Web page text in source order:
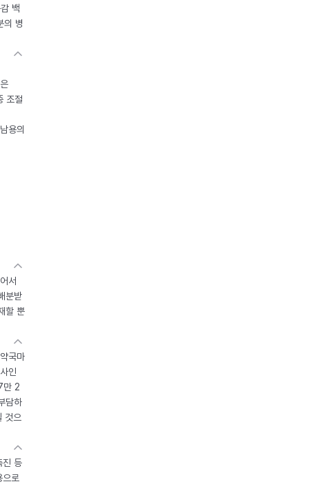
백
의 병
조절
용의
서
분받
할 뿐
국마
인
만 2
담하
것으
진 등
로